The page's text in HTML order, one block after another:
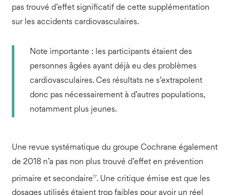
pas trouvé d’effet significatif de cette supplémentation
sur les accidents cardiovasculaires.
Note importante : les participants étaient des
personnes âgées ayant déjà eu des problèmes
cardiovasculaires. Ces résultats ne s’extrapolent
donc pas nécessairement à d’autres populations,
notamment plus jeunes.
Une revue systématique du groupe Cochrane également
de 2018 n’a pas non plus trouvé d’effet en prévention
primaire et secondaire17. Une critique émise est que les
dosages utilisés étaient trop faibles pour avoir un réel